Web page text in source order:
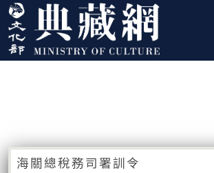
跳到主要內容
:::
海關總稅務司署訓令